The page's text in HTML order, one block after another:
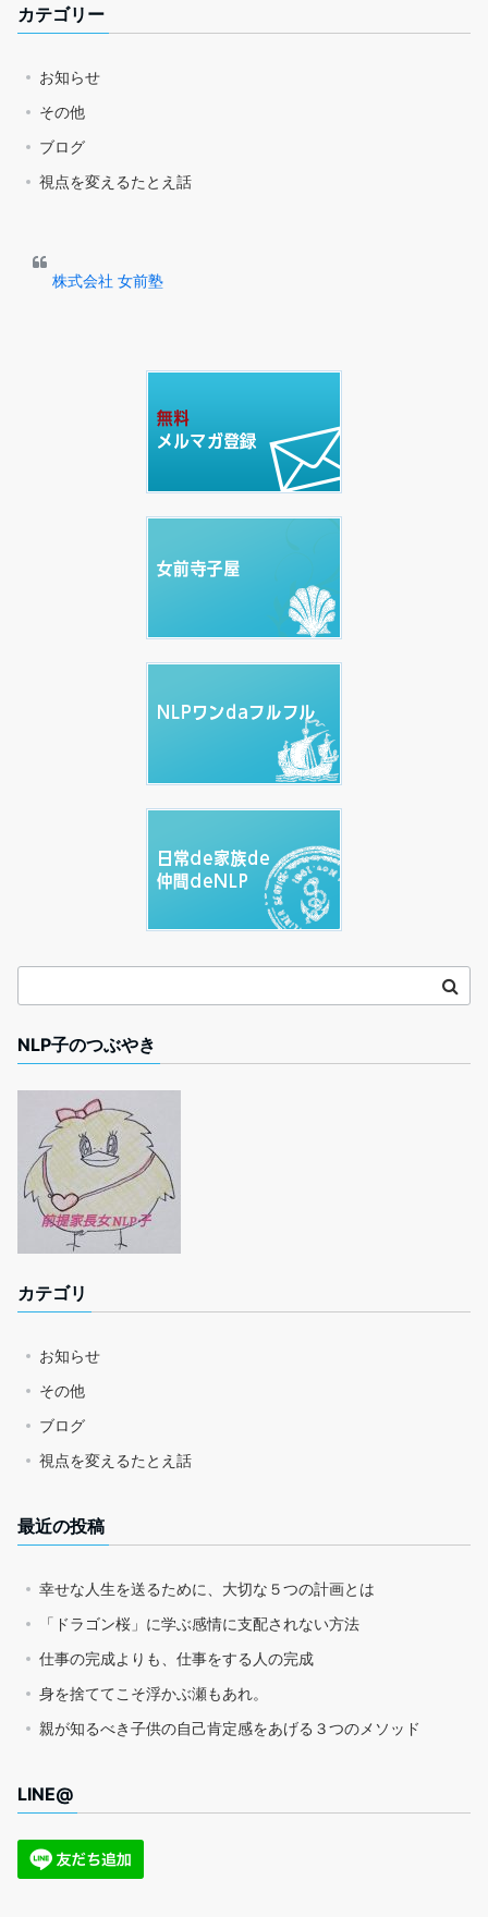
カテゴリー
お知らせ
その他
ブログ
視点を変えるたとえ話
株式会社 女前塾
NLP子のつぶやき
カテゴリ
お知らせ
その他
ブログ
視点を変えるたとえ話
最近の投稿
幸せな人生を送るために、大切な５つの計画とは
「ドラゴン桜」に学ぶ感情に支配されない方法
仕事の完成よりも、仕事をする人の完成
身を捨ててこそ浮かぶ瀬もあれ。
親が知るべき子供の自己肯定感をあげる３つのメソッド
LINE@